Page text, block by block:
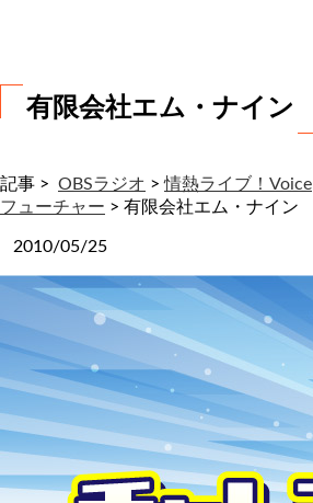
有限会社エム・ナイン
記事 > OBSラジオ >情熱ライブ！Voice
フューチャー > 有限会社エム・ナイン
2010/05/25